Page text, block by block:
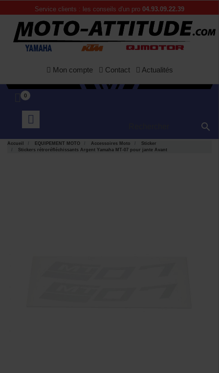
Service clients : les conseils d'un pro 04.93.09.22.39
Mon compte Contact Actualités
0

Accueil EQUIPEMENT MOTO Accessoires Moto
Sticker
Stickers rétroréfléchissants Argent Yamaha MT-07 pour jante Avant